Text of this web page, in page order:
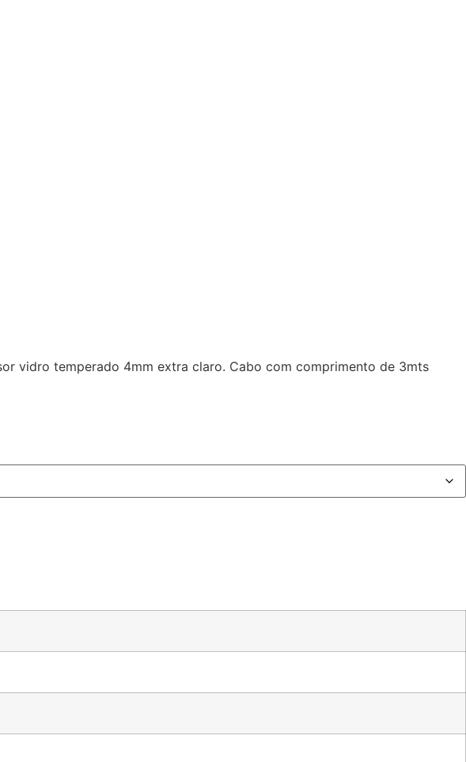
vidro temperado 4mm extra claro. Cabo com comprimento de 3mts